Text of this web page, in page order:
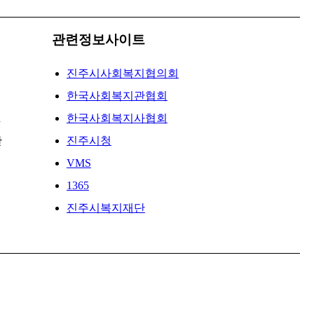
관련정보사이트
진주시사회복지협의회
한국사회복지관협회
한국사회복지사협회
진주시청
VMS
1365
진주시복지재단